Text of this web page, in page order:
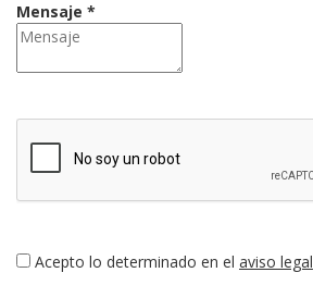
Mensaje *
Acepto lo determinado en el aviso legal